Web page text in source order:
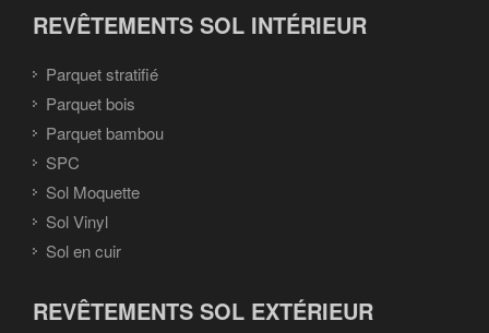
REVÊTEMENTS SOL INTÉRIEUR
Parquet stratifié
Parquet bois
Parquet bambou
SPC
Sol Moquette
Sol Vinyl
Sol en cuir
REVÊTEMENTS SOL EXTÉRIEUR